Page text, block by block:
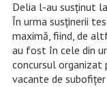
Delia l-au susținut
În urma susținerii
maximă, fiind, de
au fost în cele din
concursul organizat
vacante de